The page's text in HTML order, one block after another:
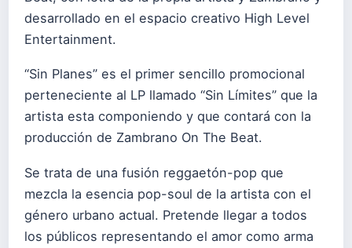
desarrollado en el espacio creativo High Level
Entertainment.
“Sin Planes” es el primer sencillo promocional
perteneciente al LP llamado “Sin Límites” que la
artista esta componiendo y que contará con la
producción de Zambrano On The Beat.
Se trata de una fusión reggaetón-pop que
mezcla la esencia pop-soul de la artista con el
género urbano actual. Pretende llegar a todos
los públicos representando el amor como arma